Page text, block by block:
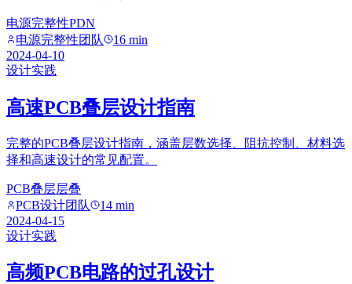
电源完整性PDN
电源完整性团队
16 min
2024-04-10
设计实践
高速PCB叠层设计指南
完整的PCB叠层设计指南，涵盖层数选择、阻抗控制、材料选
择和高速设计的常见配置。
PCB叠层层叠
PCB设计团队
14 min
2024-04-15
设计实践
高频PCB电路的过孔设计